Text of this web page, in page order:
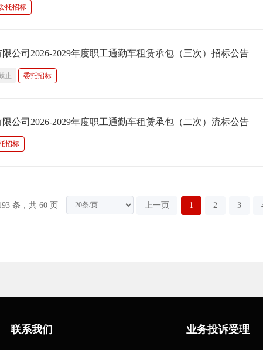
托招标
公司2026-2029年度职工通勤车租赁承包（三次）招标公告
止 委托招标
公司2026-2029年度职工通勤车租赁承包（二次）流标公告
招标
条，共 60 页 上一页 1 2 3
联系我们 业务投诉受理